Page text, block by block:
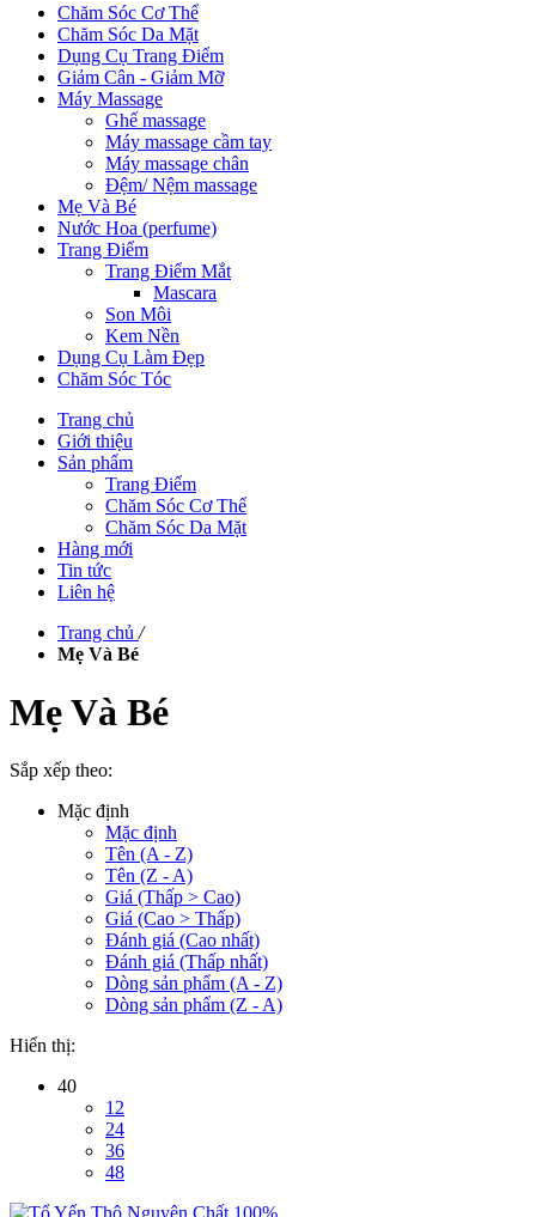
Chăm Sóc Cơ Thể
Chăm Sóc Da Mặt
Dụng Cụ Trang Điểm
Giảm Cân - Giảm Mỡ
Máy Massage
Ghế massage
Máy massage cầm tay
Máy massage chân
Đệm/ Nệm massage
Mẹ Và Bé
Nước Hoa (perfume)
Trang Điểm
Trang Điểm Mắt
Mascara
Son Môi
Kem Nền
Dụng Cụ Làm Đẹp
Chăm Sóc Tóc
Trang chủ
Giới thiệu
Sản phẩm
Trang Điểm
Chăm Sóc Cơ Thể
Chăm Sóc Da Mặt
Hàng mới
Tin tức
Liên hệ
Trang chủ /
Mẹ Và Bé
Mẹ Và Bé
Sắp xếp theo:
Mặc định
Mặc định
Tên (A - Z)
Tên (Z - A)
Giá (Thấp > Cao)
Giá (Cao > Thấp)
Đánh giá (Cao nhất)
Đánh giá (Thấp nhất)
Dòng sản phẩm (A - Z)
Dòng sản phẩm (Z - A)
Hiển thị:
40
12
24
36
48